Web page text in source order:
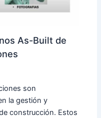
As-Built de
son
la gestión y
construcción. Estos